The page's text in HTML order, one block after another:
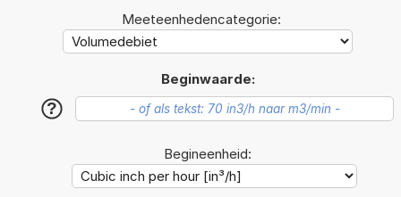
Meeteenhedencategorie:
Beginwaarde:
?
Begineenheid: